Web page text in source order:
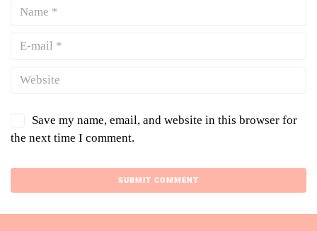
Save my name, email, and website in this browser for
the next time I comment.